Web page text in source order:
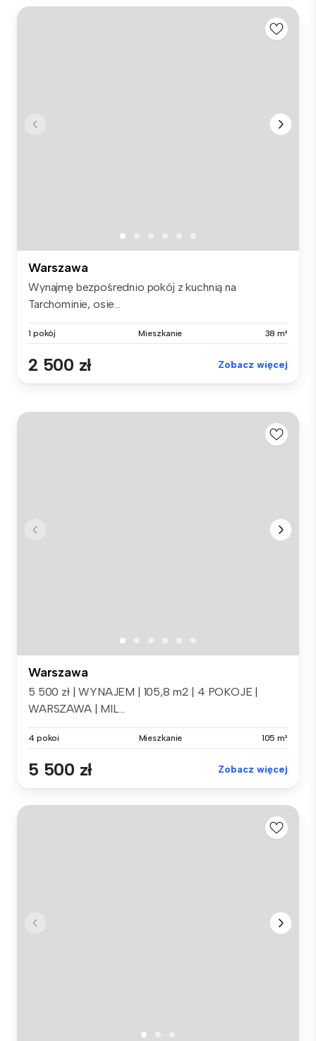
Warszawa
Wynajmę bezpośrednio pokój z kuchnią na
Tarchominie, osie...
1 pokój Mieszkanie 38 m²
2 500 zł Zobacz więcej
Warszawa
5 500 zł | WYNAJEM | 105,8 m2 | 4 POKOJE |
WARSZAWA | MIL...
4 pokoi Mieszkanie 105 m²
5 500 zł Zobacz więcej